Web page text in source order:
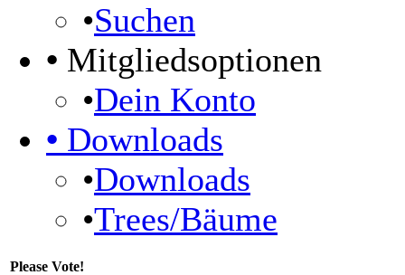
•Suchen
• Mitgliedsoptionen
•Dein Konto
• Downloads
•Downloads
•Trees/Bäume
Please Vote!